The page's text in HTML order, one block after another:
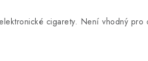
cigarety. Není vhodný pro